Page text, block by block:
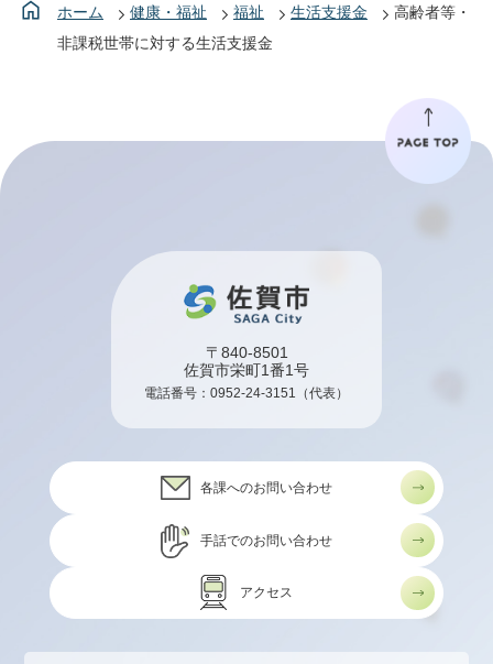
ホーム 健康・福祉 福祉 生活支援金
高齢者等・
非課税世帯に対する生活支援金
〒840-8501
佐賀市栄町1番1号
電話番号： 0952-24-3151 （代表）
各課へのお問い合わせ
手話でのお問い合わせ
アクセス